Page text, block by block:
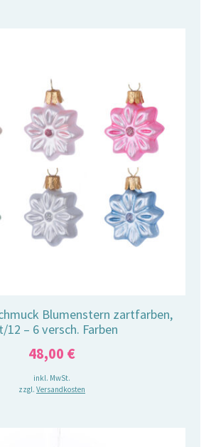
Blumenstern zartfarben,
12 – 6 versch. Farben
48,00 €
inkl. MwSt.
zzgl. Versandkosten